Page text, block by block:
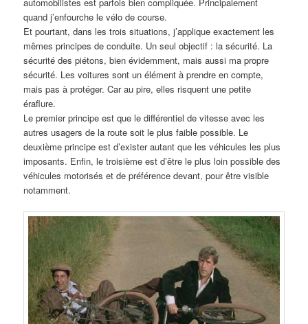
quand j’enfourche le vélo de course.
Et pourtant, dans les trois situations, j’applique exactement les
mêmes principes de conduite. Un seul objectif : la sécurité. La
sécurité des piétons, bien évidemment, mais aussi ma propre
sécurité. Les voitures sont un élément à prendre en compte,
mais pas à protéger. Car au pire, elles risquent une petite
éraflure.
Le premier principe est que le différentiel de vitesse avec les
autres usagers de la route soit le plus faible possible. Le
deuxième principe est d’exister autant que les véhicules les plus
imposants. Enfin, le troisième est d’être le plus loin possible des
véhicules motorisés et de préférence devant, pour être visible
notamment.